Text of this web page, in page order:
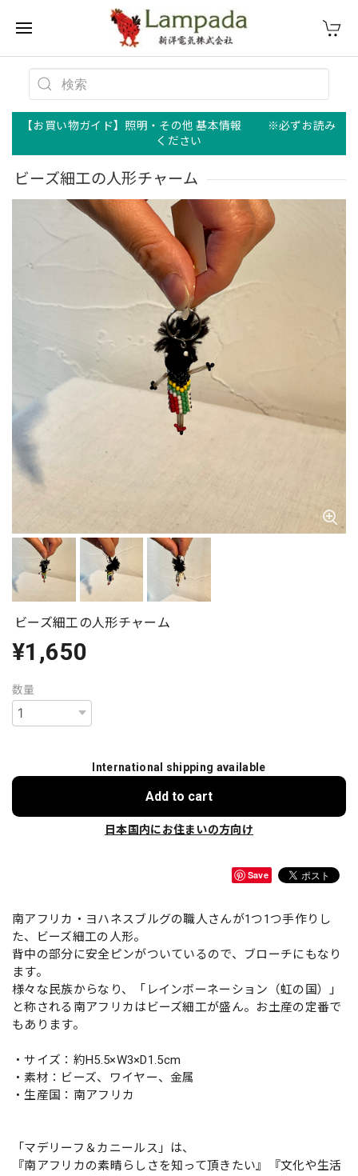
【お買い物ガイド】照明・その他 基本情報 ※必ずお読み
ください
ビーズ細工の人形チャーム
ビーズ細工の人形チャーム
¥1,650
数量
International shipping available
Add to cart
日本国内にお住まいの方向け
Save
南アフリカ・ヨハネスブルグの職人さんが1つ1つ手作りし
た、ビーズ細工の人形。
背中の部分に安全ピンがついているので、ブローチにもなり
ます。
様々な民族からなり、「レインボーネーション（虹の国）」
と称される南アフリカはビーズ細工が盛ん。お土産の定番で
もあります。
・サイズ：約H5.5×W3×D1.5cm
・素材：ビーズ、ワイヤー、金属
・生産国：南アフリカ
「マデリーフ＆カニールス」は、
『南アフリカの素晴らしさを知って頂きたい』『文化や生活